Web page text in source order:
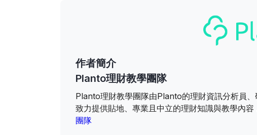
作者簡介
Planto理財教學團隊
Planto理財教學團隊由Planto的理財資訊分析員
致力提供貼地、專業且中立的理財知識與教學內容
團隊